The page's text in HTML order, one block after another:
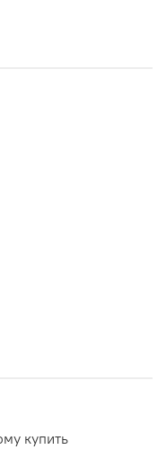
купить